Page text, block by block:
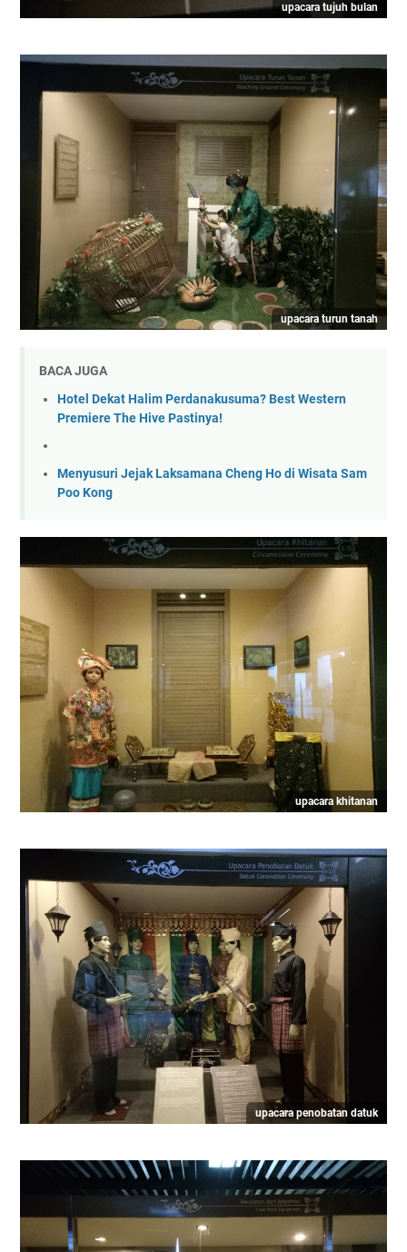
upacara tujuh bulan
upacara turun tanah
BACA JUGA
Hotel Dekat Halim Perdanakusuma? Best Western
Premiere The Hive Pastinya!
Menyusuri Jejak Laksamana Cheng Ho di Wisata Sam
Poo Kong
upacara khitanan
upacara penobatan datuk